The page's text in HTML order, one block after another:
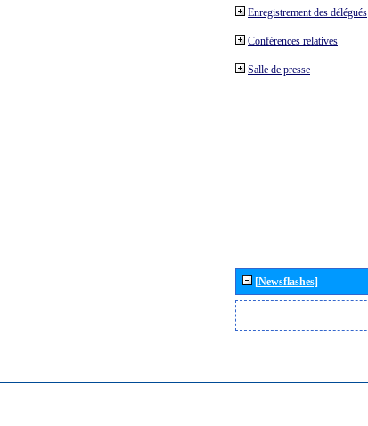
Enregistrement des délégués
Conférences relatives
Salle de presse
[Newsflashes]